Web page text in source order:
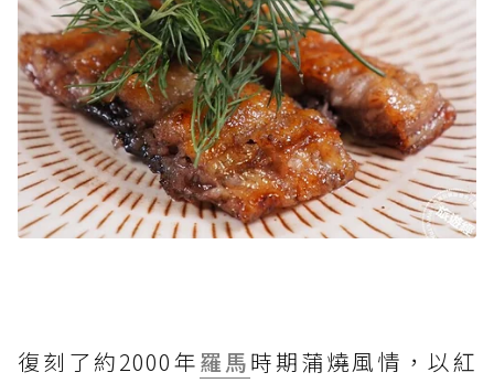
復刻了約2000年羅馬時期蒲燒風情，以紅